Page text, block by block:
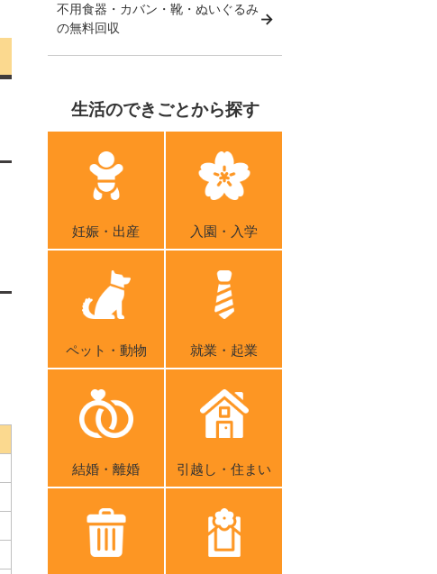
不用食器・カバン・靴・ぬいぐるみ
の無料回収
生活のできごとから探す
妊娠・出産 入園・入学
ペット・動物 就業・起業
結婚・離婚 引越し・住まい